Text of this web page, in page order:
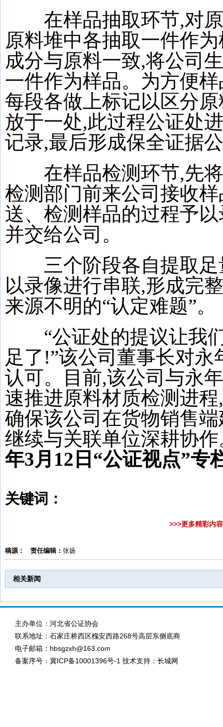
在样品抽取环节,对原
原料堆中各抽取一件作
成分与原料一致,将公司
一件作为样品。为方便
每段各做上标记以区分
放于一处,此过程公证处
记录,最后形成保全证据
在样品检测环节,先将
检测部门前来公司接收
送、检测样品的过程予
并交给公司。
三个阶段各自提取足
以录像进行串联,形成完
来源不明的“认定难题”。
“公证处的提议让我们
足了!”该公司董事长对
认可。目前,该公司与永
速推进原料材质检测进
确保该公司在货物销售
继续与关联单位深耕协作
年3月12日“公证视点”专
关键词：
>>>更多精彩内
稿源： 责任编辑： 张扬
相关新闻
主办单位：河北省公证协会
联系地址：石家庄桥西区槐安西路268号高层东侧底商
电子邮箱：hbsgzxh@163.com
备案序号： 冀ICP备10001396号-1 技术支持：长城网